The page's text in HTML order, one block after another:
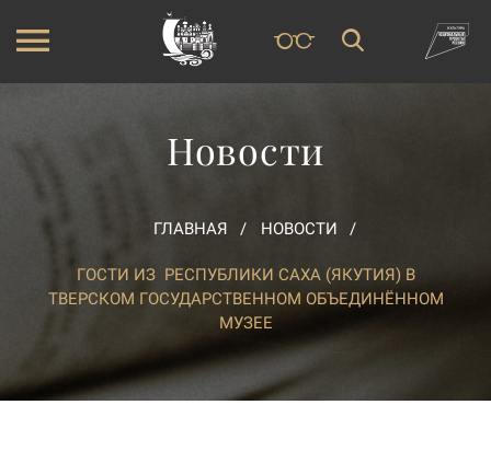
Новости
ГЛАВНАЯ НОВОСТИ
ГОСТИ ИЗ РЕСПУБЛИКИ САХА (ЯКУТИЯ) В
ТВЕРСКОМ ГОСУДАРСТВЕННОМ ОБЪЕДИНЁННОМ
МУЗЕЕ